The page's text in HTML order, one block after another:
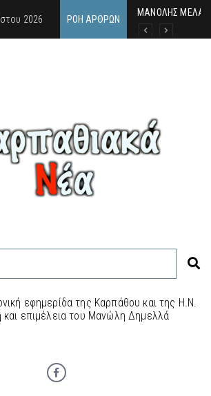
2026 ΡΟΉ ΆΡΘΡΩΝ
MΑΝΟΛΗΣ ΜΕΛΑΣ:
ΕΚΔΗΛΩΣΗ ΤΙΜΗΣ
Κάθε καλοκαίρι
εφημερίδα της Καρπάθου και της Η.Ν.
και επιμέλεια του Μανώλη Δημελλά